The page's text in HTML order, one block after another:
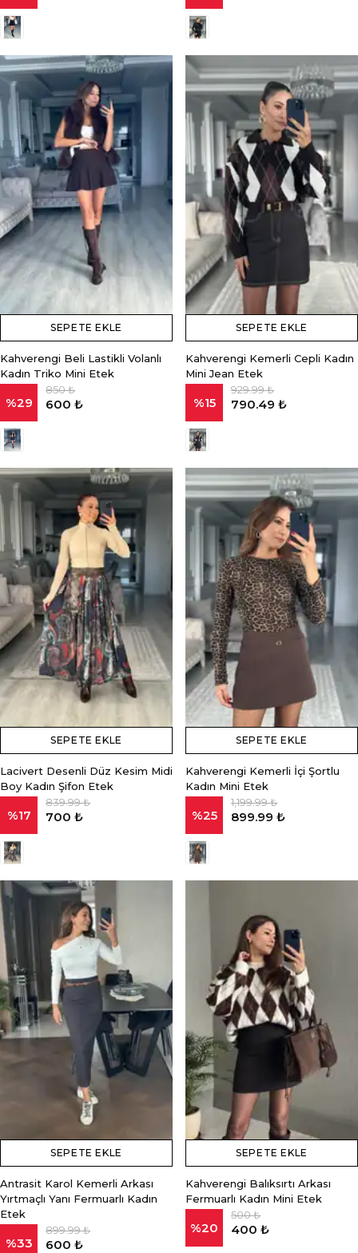
SEPETE EKLE
Kahverengi Beli Lastikli Volanlı
Kadın Triko Mini Etek
%29
850 ₺
600 ₺
SEPETE EKLE
Kahverengi Kemerli Cepli Kadın
Mini Jean Etek
%15
929.99 ₺
790.49 ₺
SEPETE EKLE
Lacivert Desenli Düz Kesim Midi
Boy Kadın Şifon Etek
%17
839.99 ₺
700 ₺
SEPETE EKLE
Kahverengi Kemerli İçi Şortlu
Kadın Mini Etek
%25
1,199.99 ₺
899.99 ₺
SEPETE EKLE
Antrasit Karol Kemerli Arkası
Yırtmaçlı Yanı Fermuarlı Kadın
Etek
%33
899.99 ₺
600 ₺
SEPETE EKLE
Kahverengi Balıksırtı Arkası
Fermuarlı Kadın Mini Etek
%20
500 ₺
400 ₺